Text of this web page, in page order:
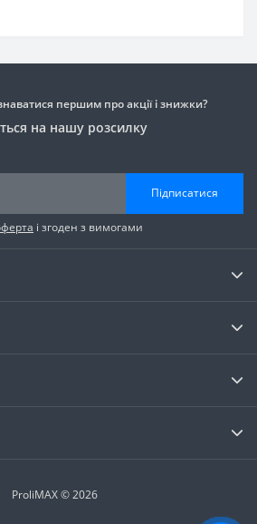
першим про акції і знижки?
на нашу розсилку
Підписатися
і згоден з вимогами
ProliMAX © 2026